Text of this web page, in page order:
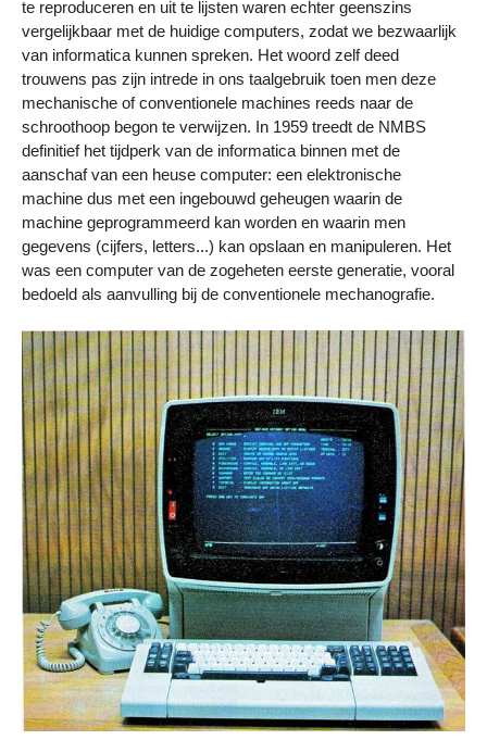
te reproduceren en uit te lijsten waren echter geenszins
vergelijkbaar met de huidige computers, zodat we bezwaarlijk
van informatica kunnen spreken. Het woord zelf deed
trouwens pas zijn intrede in ons taalgebruik toen men deze
mechanische of conventionele machines reeds naar de
schroothoop begon te verwijzen. In 1959 treedt de NMBS
definitief het tijdperk van de informatica binnen met de
aanschaf van een heuse computer: een elektronische
machine dus met een ingebouwd geheugen waarin de
machine geprogrammeerd kan worden en waarin men
gegevens (cijfers, letters...) kan opslaan en manipuleren. Het
was een computer van de zogeheten eerste generatie, vooral
bedoeld als aanvulling bij de conventionele mechanografie.